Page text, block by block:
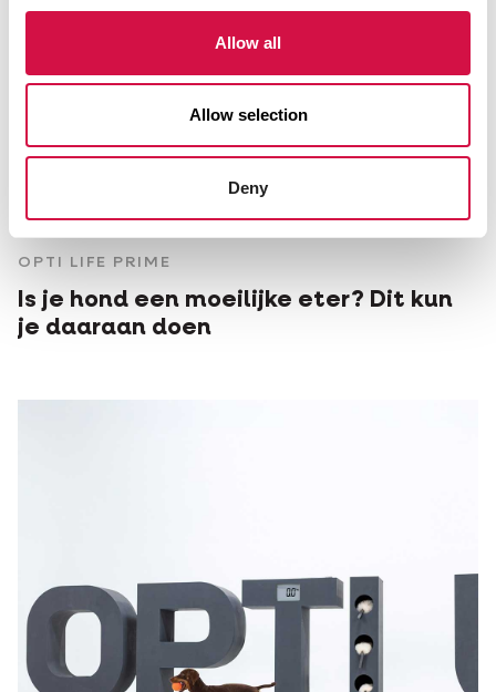
Allow all
Allow selection
Deny
OPTI LIFE PRIME
Is je hond een moeilijke eter? Dit kun
je daaraan doen